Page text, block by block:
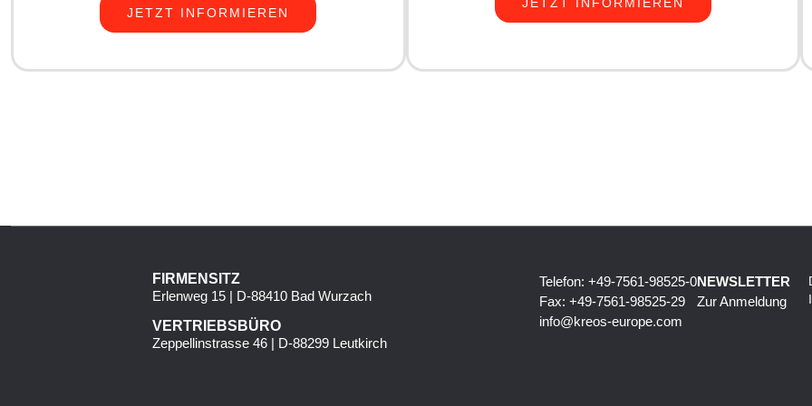
JETZT INFORMIEREN
FIRMENSITZ
Erlenweg 15 | D-88410 Bad Wurzach
VERTRIEBSBÜRO
Zeppellinstrasse 46 | D-88299 Leutkirch
Telefon: +49-7561-98525-0
Fax: +49-7561-98525-29
info@kreos-europe.com
NEWSLETTER
Zur Anmeldung